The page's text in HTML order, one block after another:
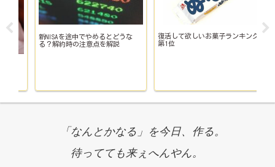
新NISAを途中でやめるとどうな
る？解約時の注意点を解説
復活して欲しいお菓子ランキング
第1位
「なんとかなる」を今日、作る。
待ってても来ぇへんやん。